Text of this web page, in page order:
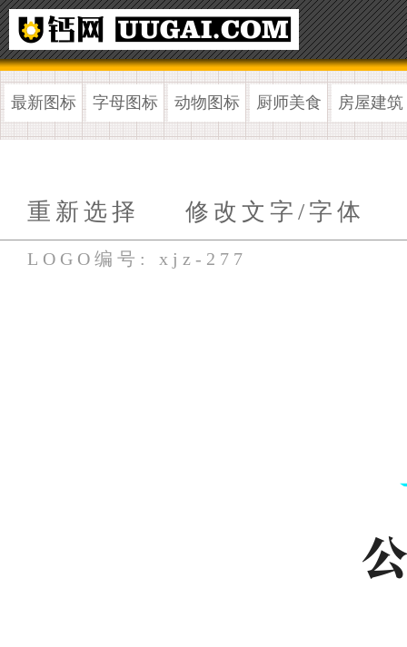
最新图标 字母图标 动物图标 厨师美食 房屋建筑
重新选择 修改文字/字体
LOGO编号: xjz-277